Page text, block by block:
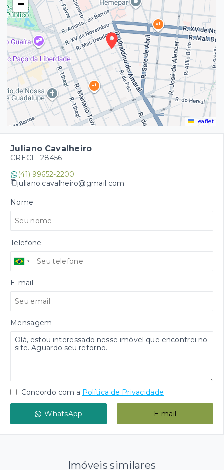
−
Leaflet
Juliano Cavalheiro
CRECI - 28456
(41) 99652-2200
juliano.cavalheiro@gmail.com
Nome
Telefone
E-mail
Mensagem
Concordo com a Política de Privacidade
WhatsApp E-mail
Imóveis similares